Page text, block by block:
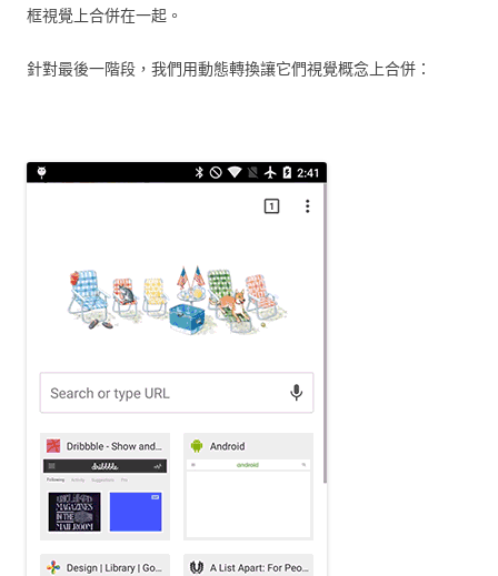
框視覺上合併在一起。
針對最後一階段，我們用動態轉換讓它們視覺概念上合併：